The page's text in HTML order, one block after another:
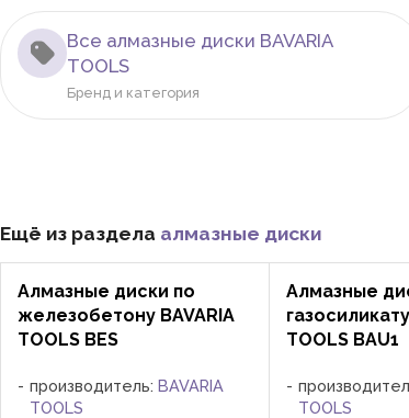
Все алмазные диски BAVARIA
TOOLS
Бренд и категория
Ещё из раздела алмазные диски
Алмазные диски по
железобетону BAVARIA
TOOLS BES
производитель:BAVARIA
TOOLS
Алмазные
TOOLS BAU1
TOOLS